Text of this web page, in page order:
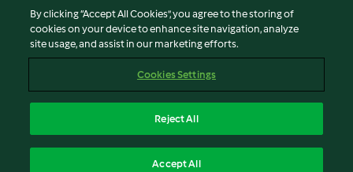
Terms of Service
Privacy Policy
Disclaimer
Cookies
Withdraw Contract
By clicking “Accept All Cookies”, you agree to the storing of
cookies on your device to enhance site navigation, analyze
site usage, and assist in our marketing efforts.
Cookies Settings
Reject All
Accept All